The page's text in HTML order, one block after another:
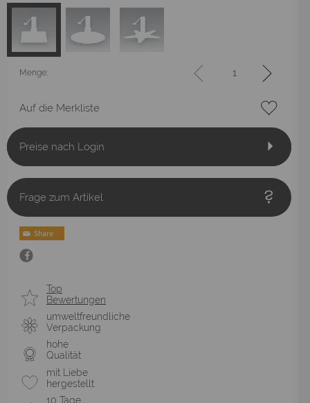
Menge:
Auf die Merkliste
Preise nach Login
Frage zum Artikel
Top
Bewertungen
umweltfreundliche
Verpackung
hohe
Qualität
mit Liebe
hergestellt
10 Tage